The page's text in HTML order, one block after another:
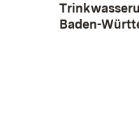
Baden-